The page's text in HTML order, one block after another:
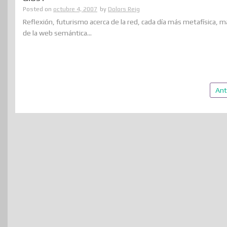
Posted on octubre 4, 2007 by Dolors Reig
Reflexión, futurismo acerca de la red, cada día más metafísica,
de la web semántica...